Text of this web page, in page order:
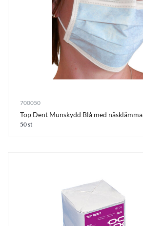
700050
Top Dent Munskydd Blå med näsklämma
50 st